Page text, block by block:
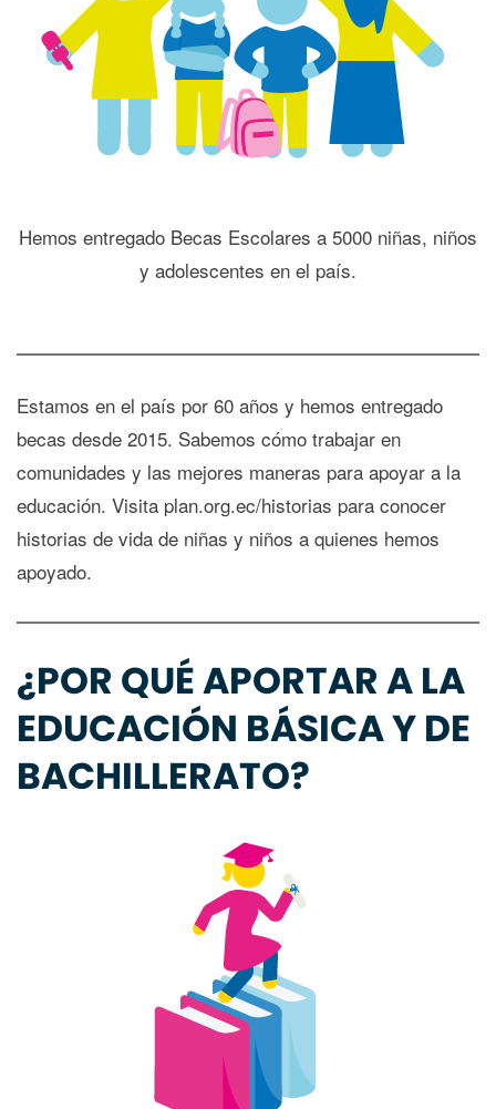
Hemos entregado Becas Escolares a 5000 niñas, niños
y adolescentes en el país.
Estamos en el país por 60 años y hemos entregado
becas desde 2015. Sabemos cómo trabajar en
comunidades y las mejores maneras para apoyar a la
educación. Visita plan.org.ec/historias para conocer
historias de vida de niñas y niños a quienes hemos
apoyado.
¿POR QUÉ APORTAR A LA
EDUCACIÓN BÁSICA Y DE
BACHILLERATO?